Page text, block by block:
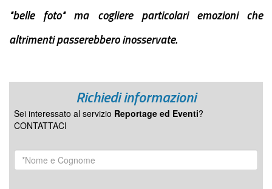
"belle foto" ma cogliere particolari emozioni che
altrimenti passerebbero inosservate.
Richiedi informazioni
Sei interessato al servizio Reportage ed Eventi?
CONTATTACI